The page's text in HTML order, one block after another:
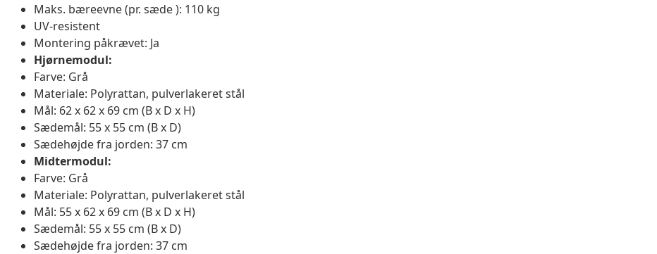
Maks. bæreevne (pr. sæde ): 110 kg
UV-resistent
Montering påkrævet: Ja
Hjørnemodul:
Farve: Grå
Materiale: Polyrattan, pulverlakeret stål
Mål: 62 x 62 x 69 cm (B x D x H)
Sædemål: 55 x 55 cm (B x D)
Sædehøjde fra jorden: 37 cm
Midtermodul:
Farve: Grå
Materiale: Polyrattan, pulverlakeret stål
Mål: 55 x 62 x 69 cm (B x D x H)
Sædemål: 55 x 55 cm (B x D)
Sædehøjde fra jorden: 37 cm